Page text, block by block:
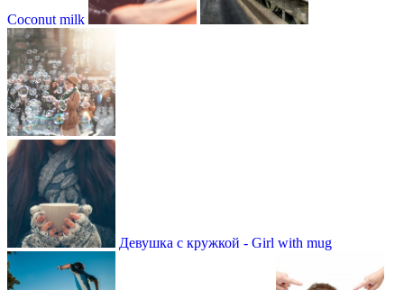
Coconut milk
Девушка с кружкой - Girl with mug